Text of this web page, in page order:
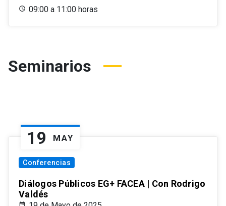
09:00 a 11:00 horas
Seminarios
19 MAY
Conferencias
Diálogos Públicos EG+ FACEA | Con Rodrigo
Valdés